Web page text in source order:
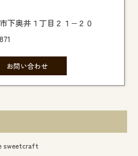
下奥井１丁目２１−２０
お問い合わせ
sweetcraft